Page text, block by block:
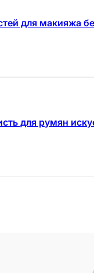
для макияжа
для румян